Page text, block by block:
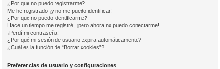
¿Por qué no puedo registrarme?
Me he registrado ¡y no me puedo identificar!
¿Por qué no puedo identificarme?
Hace un tiempo me registré, ¡pero ahora no puedo conectarme!
¡Perdí mi contraseña!
¿Por qué mi sesión de usuario expira automáticamente?
¿Cuál es la función de “Borrar cookies”?
Preferencias de usuario y configuraciones